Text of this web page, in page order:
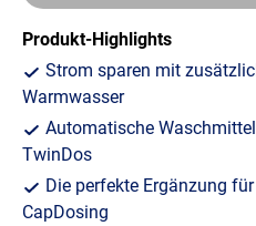
Produkt-Highlights
Strom sparen mit
Warmwasser
Automatische
TwinDos
Die perfekte Ergänzung
CapDosing